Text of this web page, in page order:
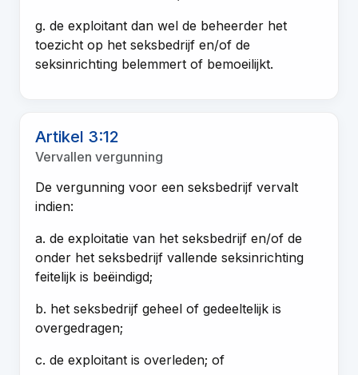
g. de exploitant dan wel de beheerder het
toezicht op het seksbedrijf en/of de
seksinrichting belemmert of bemoeilijkt.
Artikel 3:12
Vervallen vergunning
De vergunning voor een seksbedrijf vervalt
indien:
a. de exploitatie van het seksbedrijf en/of de
onder het seksbedrijf vallende seksinrichting
feitelijk is beëindigd;
b. het seksbedrijf geheel of gedeeltelijk is
overgedragen;
c. de exploitant is overleden; of